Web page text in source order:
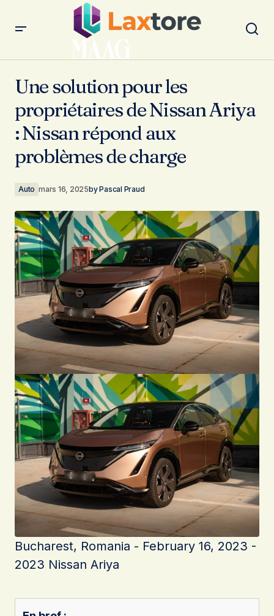
Nissan répond aux problèmes de charge
Une solution pour les
propriétaires de Nissan Ariya
: Nissan répond aux
problèmes de charge
Auto mars 16, 2025byPascal Praud
Bucharest, Romania - February 16, 2023 -
2023 Nissan Ariya